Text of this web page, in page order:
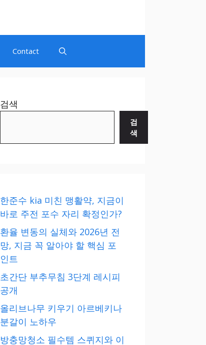
Contact
검색
검
색
한준수 kia 미친 맹활약, 지금이
바로 주전 포수 자리 확정인가?
환율 변동의 실체와 2026년 전
망, 지금 꼭 알아야 할 핵심 포
인트
초간단 부추무침 3단계 레시피
공개
올리브나무 키우기 아르베키나
분갈이 노하우
방충망청소 필수템 스퀴지와 이